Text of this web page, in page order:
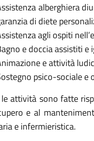
alberghiera
di diete
agli ospiti
e doccia assistiti e
e attività
psico-sociale
attività sono fatte
e al
e infermieristica.